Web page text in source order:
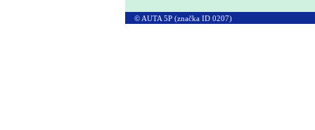
© AUTA 5P (značka ID 0207)